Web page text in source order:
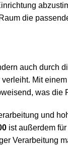
die
auch durch
Mit
was die
und
ist außerdem
Verarbeitung